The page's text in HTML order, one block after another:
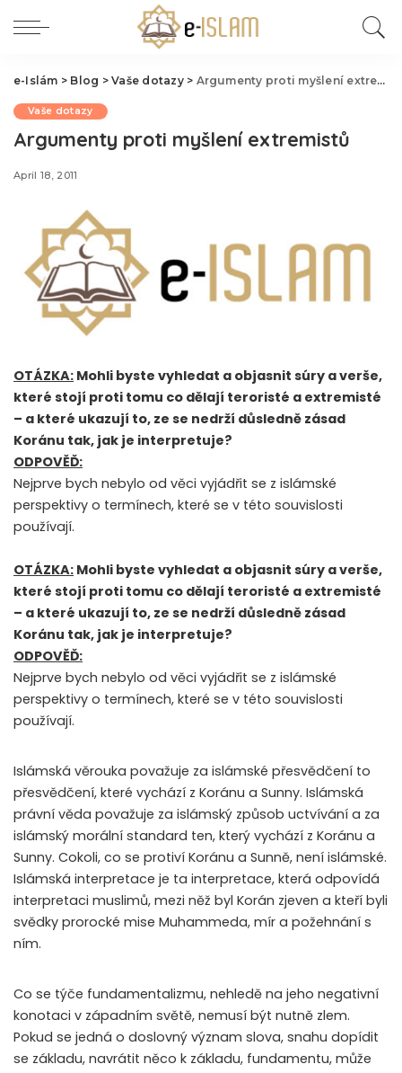
e-Islám > Blog >Vaše dotazy> Argumenty proti myšlení extremistů
Vaše dotazy
Argumenty proti myšlení extremistů
April 18, 2011
OTÁZKA: Mohli byste vyhledat a objasnit súry a verše,
které stojí proti tomu co dělají teroristé a extremisté
– a které ukazují to, ze se nedrží důsledně zásad
Koránu tak, jak je interpretuje?
ODPOVĚĎ:
Nejprve bych nebylo od věci vyjádřit se z islámské
perspektivy o termínech, které se v této souvislosti
používají.
OTÁZKA: Mohli byste vyhledat a objasnit súry a verše,
které stojí proti tomu co dělají teroristé a extremisté
– a které ukazují to, ze se nedrží důsledně zásad
Koránu tak, jak je interpretuje?
ODPOVĚĎ:
Nejprve bych nebylo od věci vyjádřit se z islámské
perspektivy o termínech, které se v této souvislosti
používají.
Islámská věrouka považuje za islámské přesvědčení to
přesvědčení, které vychází z Koránu a Sunny. Islámská
právní věda považuje za islámský způsob uctvívání a za
islámský morální standard ten, který vychází z Koránu a
Sunny. Cokoli, co se protiví Koránu a Sunně, není islámské.
Islámská interpretace je ta interpretace, která odpovídá
interpretaci muslimů, mezi něž byl Korán zjeven a kteří byli
svědky prorocké mise Muhammeda, mír a požehnání s
ním.
Co se týče fundamentalizmu, nehledě na jeho negativní
konotaci v západním světě, nemusí být nutně zlem.
Pokud se jedná o doslovný význam slova, snahu dopídit
se základu, navrátit něco k základu, fundamentu, může